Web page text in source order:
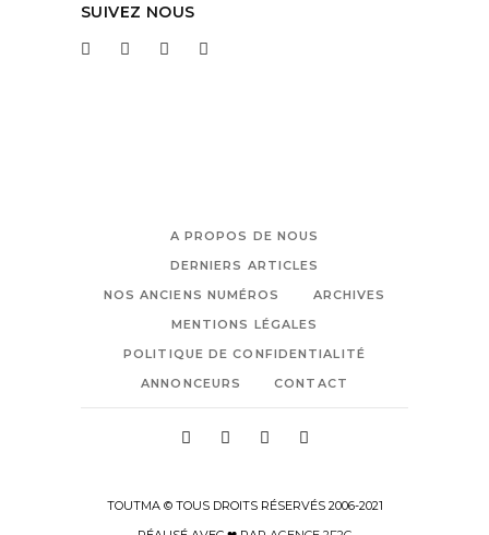
SUIVEZ NOUS
A PROPOS DE NOUS
DERNIERS ARTICLES
NOS ANCIENS NUMÉROS
ARCHIVES
MENTIONS LÉGALES
POLITIQUE DE CONFIDENTIALITÉ
ANNONCEURS
CONTACT
TOUTMA © TOUS DROITS RÉSERVÉS 2006-2021